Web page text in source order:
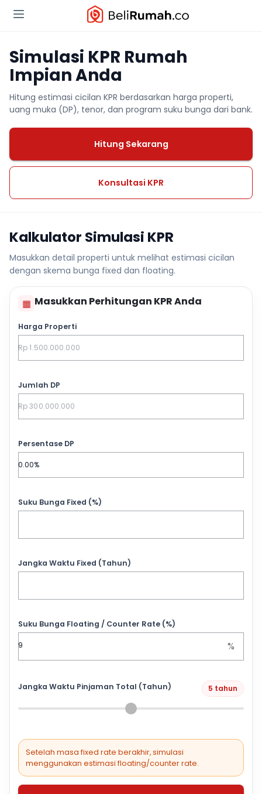
Simulasi KPR Rumah
Impian Anda
Hitung estimasi cicilan KPR berdasarkan harga properti,
uang muka (DP), tenor, dan program suku bunga dari bank.
Hitung Sekarang
Konsultasi KPR
Kalkulator Simulasi KPR
Masukkan detail properti untuk melihat estimasi cicilan
dengan skema bunga fixed dan floating.
▦ Masukkan Perhitungan KPR Anda
Harga Properti
Jumlah DP
Persentase DP
Suku Bunga Fixed (%)
Jangka Waktu Fixed (Tahun)
Suku Bunga Floating / Counter Rate (%)
%
Jangka Waktu Pinjaman Total (Tahun) 5 tahun
Setelah masa fixed rate berakhir, simulasi
menggunakan estimasi floating/counter rate.